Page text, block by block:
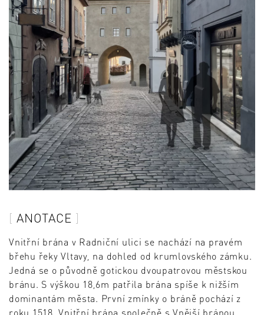
ANOTACE
Vnitřní brána v Radniční ulici se nachází na pravém
břehu řeky Vltavy, na dohled od krumlovského zámku.
Jedná se o původně gotickou dvoupatrovou městskou
bránu. S výškou 18,6m patřila brána spíše k nižším
dominantám města. První zmínky o bráně pochází z
roku 1518. Vnitřní brána společně s Vnější bránou